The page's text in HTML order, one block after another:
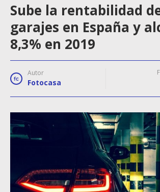
Sube la rentabilidad
garajes en España y
8,3% en 2019
Autor
Fotocasa